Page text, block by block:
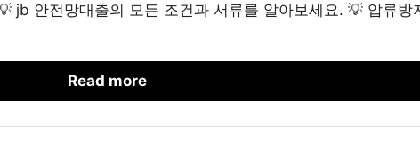
jb 안전망대출의 모든 조건과 서류를 알아보세요. 💡 압류방
Read more